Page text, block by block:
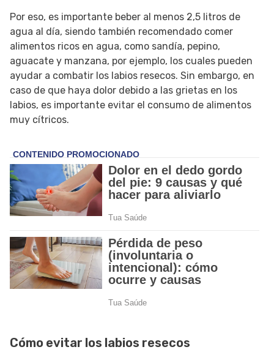
Por eso, es importante beber al menos 2,5 litros de
agua al día, siendo también recomendado comer
alimentos ricos en agua, como sandía, pepino,
aguacate y manzana, por ejemplo, los cuales pueden
ayudar a combatir los labios resecos. Sin embargo, en
caso de que haya dolor debido a las grietas en los
labios, es importante evitar el consumo de alimentos
muy cítricos.
Cómo evitar los labios resecos